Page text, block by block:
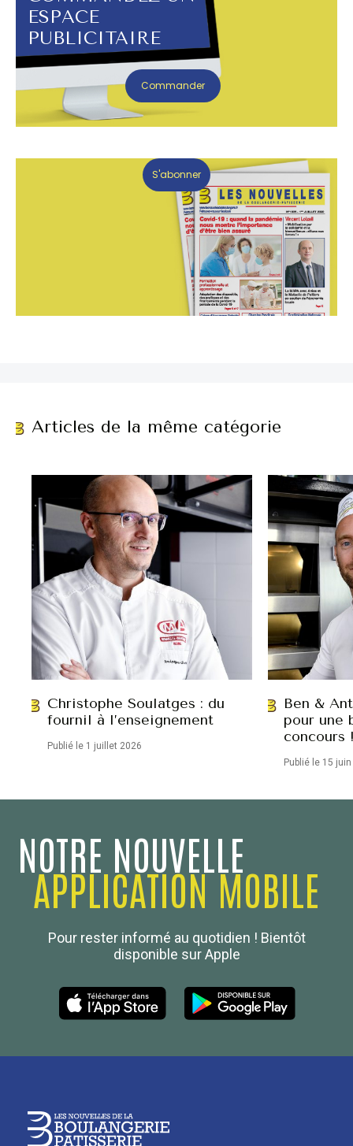
ESPACE
PUBLICITAIRE
Commander
S'abonner
Articles de la même catégorie
Christophe Soulatges : du
fournil à l’enseignement
Publié le 1 juillet 2026
Ben &
pour une
concours
Publié le 15
NOTRE NOUVELLE
APPLICATION MOBILE
Pour rester informé au quotidien ! Bientôt
disponible sur Apple
Boulanger de France
Les Nouvelles de la Boulangerie-Pâtisserie Française
27, av d’Eylau - 75782 Paris Cédex 16
01 53 70 16 25